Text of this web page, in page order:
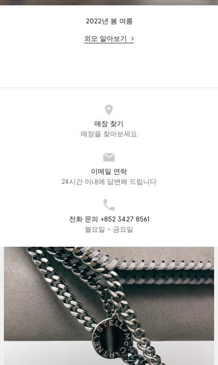
2022년 봄 여름
외모 알아보기
매장 찾기
매장을 찾아보세요
이메일 연락
24시간 이내에 답변해 드립니다
전화 문의 +852 3427 8561
월요일 ~ 금요일